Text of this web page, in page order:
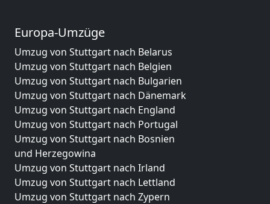
Europa-Umzüge
Umzug von Stuttgart nach Belarus
Umzug von Stuttgart nach Belgien
Umzug von Stuttgart nach Bulgarien
Umzug von Stuttgart nach Dänemark
Umzug von Stuttgart nach England
Umzug von Stuttgart nach Portugal
Umzug von Stuttgart nach Bosnien
und Herzegowina
Umzug von Stuttgart nach Irland
Umzug von Stuttgart nach Lettland
Umzug von Stuttgart nach Zypern